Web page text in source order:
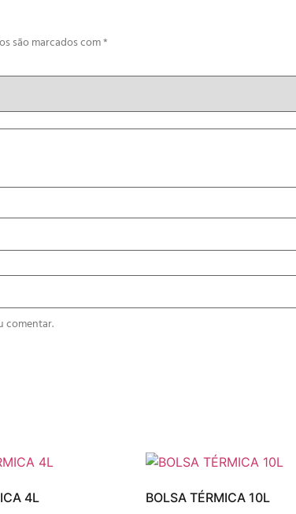
são marcados com*
comentar.
4L
BOLSA TÉRMICA 10L